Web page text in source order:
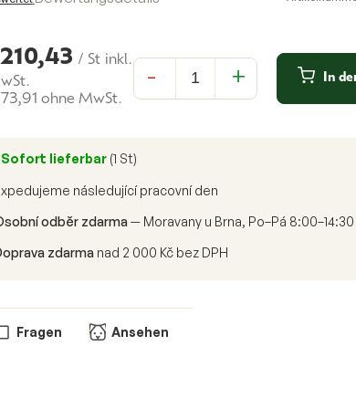
Fragen Ansehen
Sofort lieferbar (1 St)
následující pracovní den
odběr zdarma— Moravany u Brna, Po–Pá 8:00–14:30
zdarmanad 2 000 Kč bez DPH
/ St inkl.
ohne MwSt.
In